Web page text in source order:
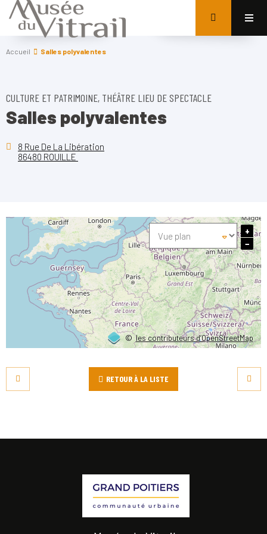
Accueil Salles polyvalentes
CULTURE ET PATRIMOINE, THÉÂTRE LIEU DE SPECTACLE
Salles polyvalentes
8 Rue De La Libération
86480 ROUILLE
©les contributeurs d’OpenStreetMap
+
−
RETOUR À LA LISTE